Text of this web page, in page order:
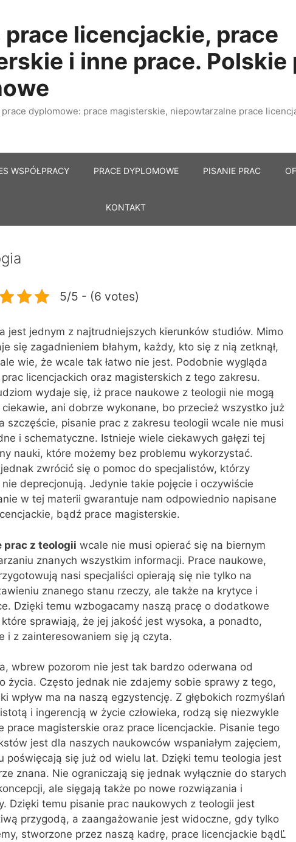
prace licencjackie, prace
i inne prace. Polskie
dyplomowe: prace magisterskie, niepowtarzalne prace
WSPÓŁPRACY PRACE DYPLOMOWE PISANIE PRAC
KONTAKT
5/5 - (6 votes)
jest jednym z najtrudniejszych kierunków studiów. Mimo
się zagadnieniem błahym, każdy, kto się z nią zetknął,
wie, że wcale tak łatwo nie jest. Podobnie wygląda
licencjackich oraz magisterskich z tego zakresu.
wydaje się, iż prace naukowe z teologii nie mogą
ciekawie, ani dobrze wykonane, bo przecież wszystko już
szczęście, pisanie prac z zakresu teologii wcale nie musi
i schematyczne. Istnieje wiele ciekawych gałęzi tej
nauki, które możemy bez problemu wykorzystać.
zwrócić się o pomoc do specjalistów, którzy
deprecjonują. Jedynie takie pojęcie i oczywiście
w tej materii gwarantuje nam odpowiednio napisane
bądź prace magisterskie.
prac z teologii wcale nie musi opierać się na biernym
znanych wszystkim informacji. Prace naukowe,
nasi specjaliści opierają się nie tylko na
znanego stanu rzeczy, ale także na krytyce i
Dzięki temu wzbogacamy naszą pracę o dodatkowe
sprawiają, że jej jakość jest wysoka, a ponadto,
i z zainteresowaniem się ją czyta.
wbrew pozorom nie jest tak bardzo oderwana od
życia. Często jednak nie zdajemy sobie sprawy z tego,
wpływ ma na naszą egzystencję. Z głębokich rozmyślań
i ingerencją w życie człowieka, rodzą się niezwykle
prace magisterskie oraz prace licencjackie. Pisanie tego
jest dla naszych naukowców wspaniałym zajęciem,
poświęcają się już od wielu lat. Dzięki temu teologia jest
znana. Nie ograniczają się jednak wyłącznie do starych
ale sięgają także po nowe rozwiązania i
Dzięki temu pisanie prac naukowych z teologii jest
przygodą, a zaangażowanie jest widoczne, gdy tylko
stworzone przez naszą kadrę, prace licencjackie bądĽ